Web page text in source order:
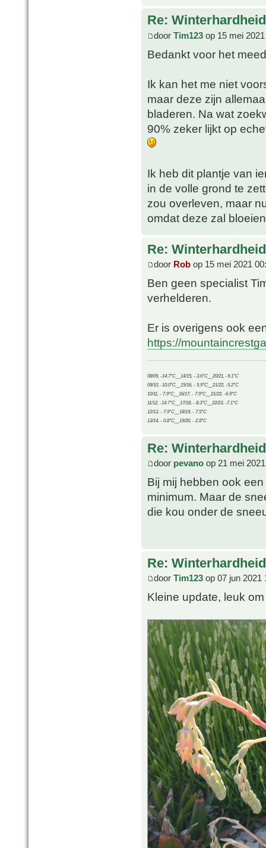
Re:
door Tim123 op 15 mei
Bedankt voor het
Ik kan het me niet
maar deze zijn
bladeren. Na wat
90% zeker lijkt op
Ik heb dit plantje van
in de volle grond te
zou overleven, maar
omdat deze zal
Re:
door Rob op 15 mei 2021
Ben geen specialist
verhelderen.
Er is overigens ook
https://
08/09, -14.7°C__14/15, - 3.6°C__20/21, -9.1°C
09/10, -10.0°C__15/16, - 5.9°C__21/22, -5.2°C
10/11, - 7.9°C__16/17, - 7.9°C__21/22, -6.9°C
11/12, -14.7°C__17/18, - 8.3°C__22/23, -7.1°C
12/13, - 7.9°C__18/19, - 7.5°C
13/14, - 0.8°C__19/20, - 2.8°C
Re:
door pevano op 21 mei
Bij mij hebben ook
minimum. Maar de
die kou onder de
Re:
door Tim123 op 07 jun 2021
Kleine update, leuk